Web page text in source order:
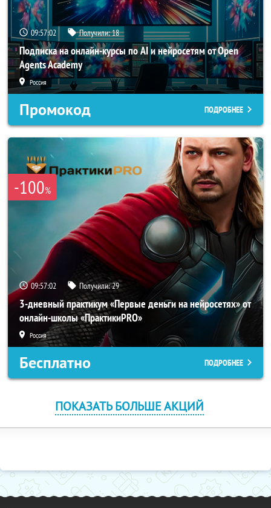
09:57:02 Получили:18
Подписка на онлайн-курсы по AI и нейросетям от Open
Agents Academy
Россия
Промокод ПОДРОБНЕЕ
-100%
09:57:02 Получили:29
3-дневный практикум «Первые деньги на нейросетях» от
онлайн-школы «ПрактикиPRO»
Россия
Бесплатно ПОДРОБНЕЕ
ПОКАЗАТЬ БОЛЬШЕ АКЦИЙ